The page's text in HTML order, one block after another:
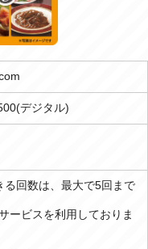
デジタル)
回数は、最大で5回まで
ービスを利用しておりま